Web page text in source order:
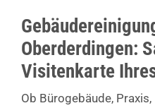
Oberderdingen:
Visitenkarte
Ob Bürogebäude,